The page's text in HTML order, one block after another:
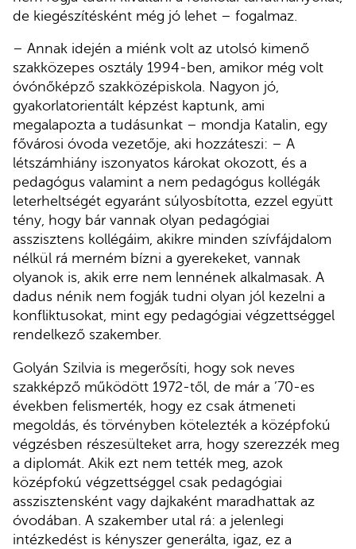
de kiegészítésként még jó lehet – fogalmaz.
– Annak idején a miénk volt az utolsó kimenő
szakközepes osztály 1994-ben, amikor még volt
óvónőképző szakközépiskola. Nagyon jó,
gyakorlatorientált képzést kaptunk, ami
megalapozta a tudásunkat – mondja Katalin, egy
fővárosi óvoda vezetője, aki hozzáteszi: – A
létszámhiány iszonyatos károkat okozott, és a
pedagógus valamint a nem pedagógus kollégák
leterheltségét egyaránt súlyosbította, ezzel együtt
tény, hogy bár vannak olyan pedagógiai
asszisztens kollégáim, akikre minden szívfájdalom
nélkül rá merném bízni a gyerekeket, vannak
olyanok is, akik erre nem lennének alkalmasak. A
dadus nénik nem fogják tudni olyan jól kezelni a
konfliktusokat, mint egy pedagógiai végzettséggel
rendelkező szakember.
Golyán Szilvia is megerősíti, hogy sok neves
szakképző működött 1972-től, de már a ’70-es
években felismerték, hogy ez csak átmeneti
megoldás, és törvényben kötelezték a középfokú
végzésben részesülteket arra, hogy szerezzék meg
a diplomát. Akik ezt nem tették meg, azok
középfokú végzettséggel csak pedagógiai
asszisztensként vagy dajkaként maradhattak az
óvodában. A szakember utal rá: a jelenlegi
intézkedést is kényszer generálta, igaz, ez a